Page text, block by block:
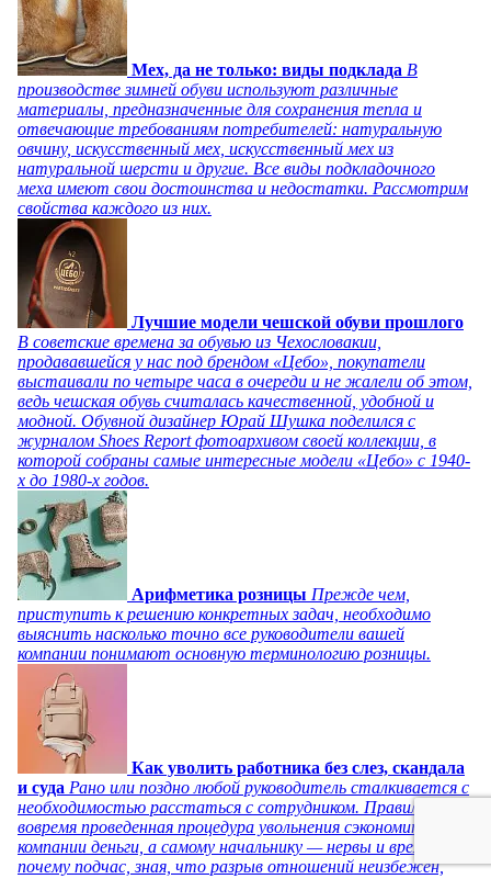
Мех, да не только: виды подклада В
производстве зимней обуви используют различные
материалы, предназначенные для сохранения тепла и
отвечающие требованиям потребителей: натуральную
овчину, искусственный мех, искусственный мех из
натуральной шерсти и другие. Все виды подкладочного
меха имеют свои достоинства и недостатки. Рассмотрим
свойства каждого из них.
Лучшие модели чешской обуви прошлого
В советские времена за обувью из Чехословакии,
продававшейся у нас под брендом «Цебо», покупатели
выстаивали по четыре часа в очереди и не жалели об этом,
ведь чешская обувь считалась качественной, удобной и
модной. Обувной дизайнер Юрай Шушка поделился с
журналом Shoes Report фотоархивом своей коллекции, в
которой собраны самые интересные модели «Цебо» с 1940-
х до 1980-х годов.
Арифметика розницы Прежде чем,
приступить к решению конкретных задач, необходимо
выяснить насколько точно все руководители вашей
компании понимают основную терминологию розницы.
Как уволить работника без слез, скандала
и суда Рано или поздно любой руководитель сталкивается с
необходимостью расстаться с сотрудником. Правильно и
вовремя проведенная процедура увольнения сэкономит
компании деньги, а самому начальнику — нервы и время. Но
почему подчас, зная, что разрыв отношений неизбежен,